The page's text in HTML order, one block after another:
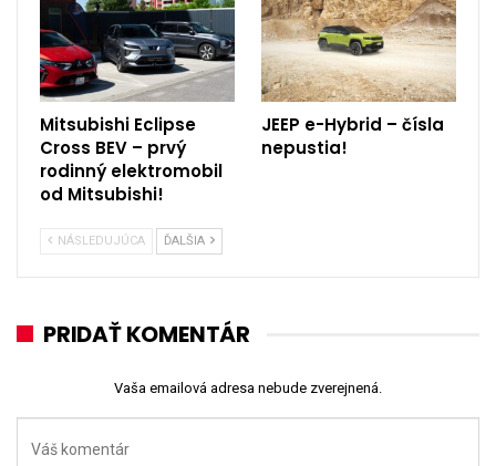
Mitsubishi Eclipse
Cross BEV – prvý
rodinný elektromobil
od Mitsubishi!
JEEP e-Hybrid – čísla
nepustia!
NÁSLEDUJÚCA ĎALŠIA
PRIDAŤ KOMENTÁR
Vaša emailová adresa nebude zverejnená.